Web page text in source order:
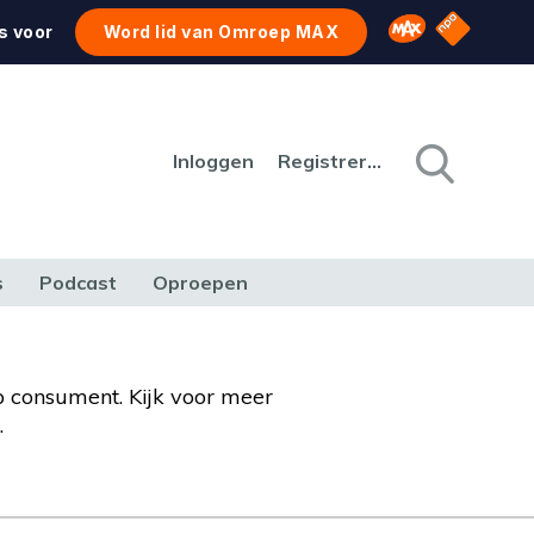
voor Word lid van Omroep MAX Omroep MAX
NPO
Inloggen Registreren
Podcast Oproepen
Kijk voor meer
.